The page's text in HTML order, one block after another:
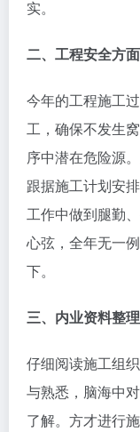
实。
二、工程安全方面
今年的工程施工
工，确保不发生
序中潜在危险源
跟据施工计划安
工作中做到腿勤
心弦，全年无一
下。
三、内业资料整
仔细阅读施工组
与熟悉，脑海中
了解。方才进行